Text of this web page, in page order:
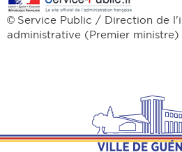
© Service Public / Direction de
administrative (Premier ministre)